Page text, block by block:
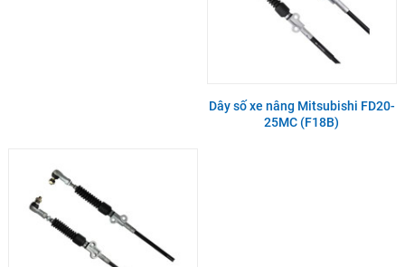
Dây số xe nâng Mitsubishi FD20-
25MC (F18B)